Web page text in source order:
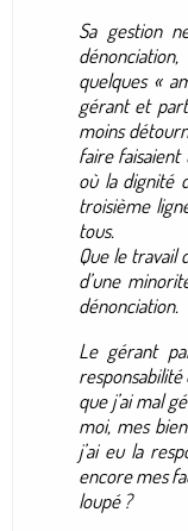
Sa gestion
quelques «
gérant et
moins
faire faisaient
où la dignité
troisième
tous.
Que le travail
d’une
dénonciation.
Le gérant
que j’ai mal
moi, mes
j’ai eu la
encore mes
loupé ?